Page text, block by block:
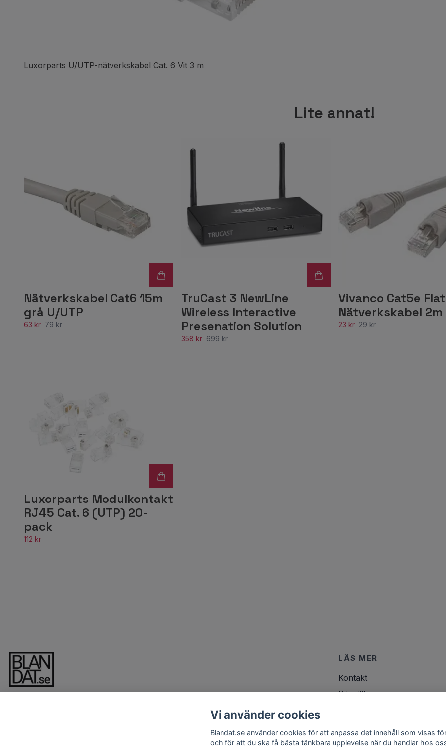
Luxorparts U/UTP-nätverkskabel Cat. 6 Vit 3 m
Lite annat!
Nätverkskabel Cat6 15m
grå U/UTP
63 kr 79 kr
TruCast 3 NewLine
Wireless Interactive
Presenation Solution
358 kr 699 kr
Vivanco Cat5e Flat
Nätverkskabel 2m
23 kr 29 kr
Luxorparts Modulkontakt
RJ45 Cat. 6 (UTP) 20-
pack
112 kr
LÄS MER
Kontakt
Köpvillkor
Vi använder cookies
Blandat.se använder cookies för att anpassa det innehåll som visas
och för att du ska få bästa tänkbara upplevelse när du handlar hos